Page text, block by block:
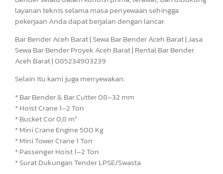
layanan teknis selama masa penyewaan sehingga
pekerjaan Anda dapat berjalan dengan lancar.
Bar Bender Aceh Barat | Sewa Bar Bender Aceh Barat | Jasa
Sewa Bar Bender Proyek Aceh Barat | Rental Bar Bender
Aceh Barat | 085234903239
Selain itu kami juga menyewakan:
* Bar Bender & Bar Cutter 08–32 mm
* Hoist Crane 1–2 Ton
* Bucket Cor 0,8 m³
* Mini Crane Engine 500 Kg
* Mini Tower Crane 1 Ton
* Passenger Hoist 1–2 Ton
* Surat Dukungan Tender LPSE/Swasta